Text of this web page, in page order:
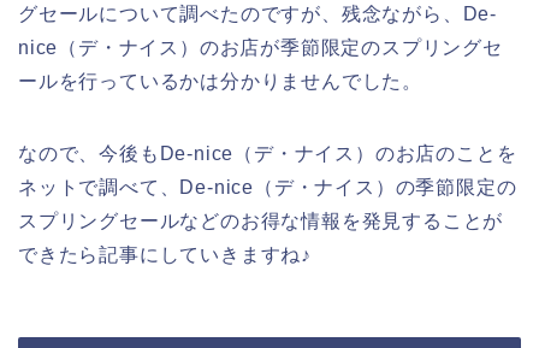
グセールについて調べたのですが、残念ながら、De-
nice（デ・ナイス）のお店が季節限定のスプリングセ
ールを行っているかは分かりませんでした。
なので、今後もDe-nice（デ・ナイス）のお店のことを
ネットで調べて、De-nice（デ・ナイス）の季節限定の
スプリングセールなどのお得な情報を発見することが
できたら記事にしていきますね♪